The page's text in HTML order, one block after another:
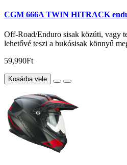
CGM 666A TWIN HITRACK
Off-Road/Enduro sisak közúti, vagy
lehetővé teszi a bukósisak könnyű
59,990Ft
Kosárba vele